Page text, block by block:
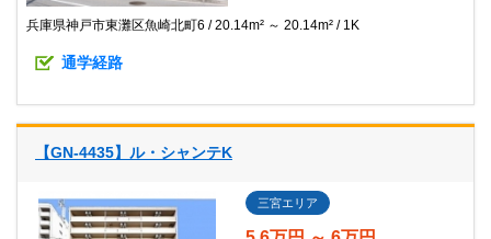
兵庫県神戸市東灘区魚崎北町6 20.14m² ～ 20.14m² 1K
通学経路
【GN-4435】ル・シャンテK
三宮エリア